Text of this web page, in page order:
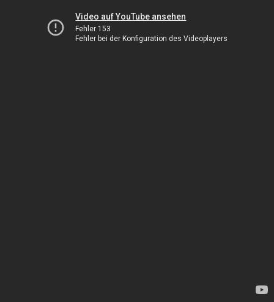
Video auf YouTube ansehen
Fehler 153
Fehler bei der Konfiguration des Videoplayers